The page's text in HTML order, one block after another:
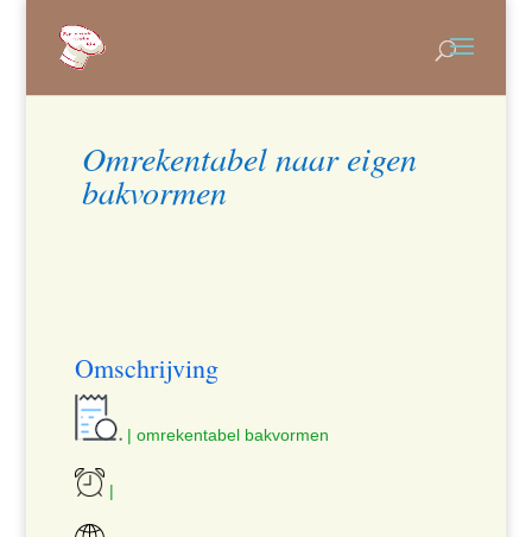
Omrekentabel naar eigen
bakvormen
Omschrijving
| omrekentabel bakvormen
|